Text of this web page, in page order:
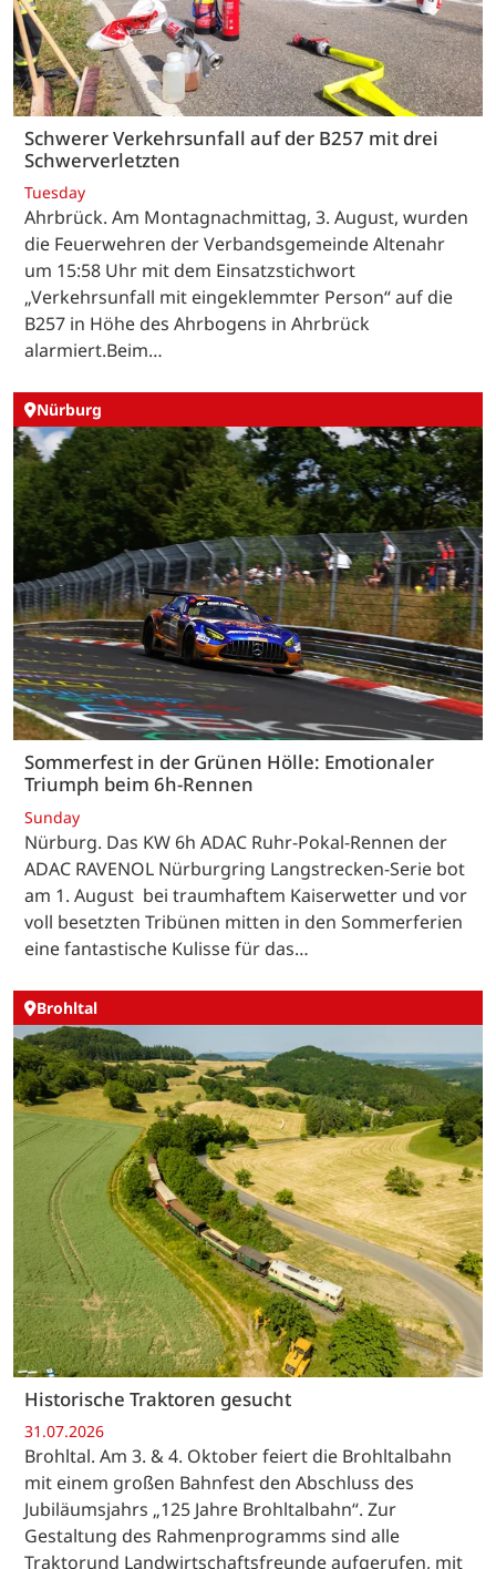
Schwerer Verkehrsunfall auf der B257 mit drei
Schwerverletzten
Tuesday
Ahrbrück. Am Montagnachmittag, 3. August, wurden
die Feuerwehren der Verbandsgemeinde Altenahr
um 15:58 Uhr mit dem Einsatzstichwort
„Verkehrsunfall mit eingeklemmter Person“ auf die
B257 in Höhe des Ahrbogens in Ahrbrück
alarmiert.Beim…
Nürburg
Sommerfest in der Grünen Hölle: Emotionaler
Triumph beim 6h-Rennen
Sunday
Nürburg. Das KW 6h ADAC Ruhr-Pokal-Rennen der
ADAC RAVENOL Nürburgring Langstrecken-Serie bot
am 1. August bei traumhaftem Kaiserwetter und vor
voll besetzten Tribünen mitten in den Sommerferien
eine fantastische Kulisse für das…
Brohltal
Historische Traktoren gesucht
31.07.2026
Brohltal. Am 3. & 4. Oktober feiert die Brohltalbahn
mit einem großen Bahnfest den Abschluss des
Jubiläumsjahrs „125 Jahre Brohltalbahn“. Zur
Gestaltung des Rahmenprogramms sind alle
Traktorund Landwirtschaftsfreunde aufgerufen, mit